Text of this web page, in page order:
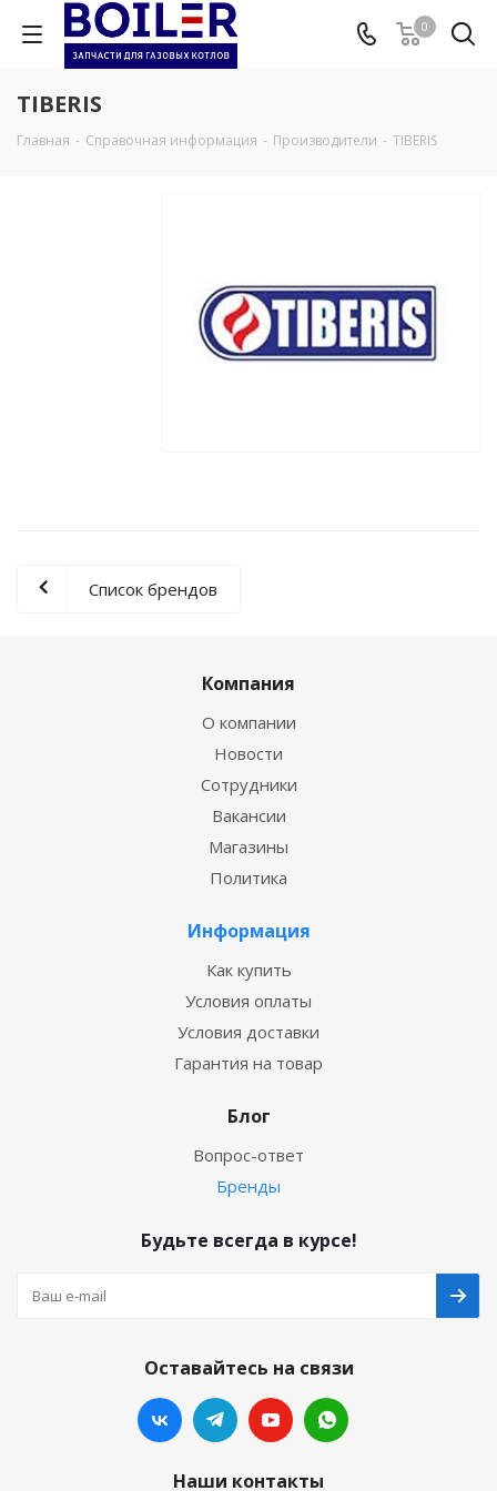
0
TIBERIS
Главная - Справочная информация - Производители - TIBERIS
Список брендов
Компания
О компании
Новости
Сотрудники
Вакансии
Магазины
Политика
Информация
Как купить
Условия оплаты
Условия доставки
Гарантия на товар
Блог
Вопрос-ответ
Бренды
Будьте всегда в курсе!
Оставайтесь на связи
Наши контакты